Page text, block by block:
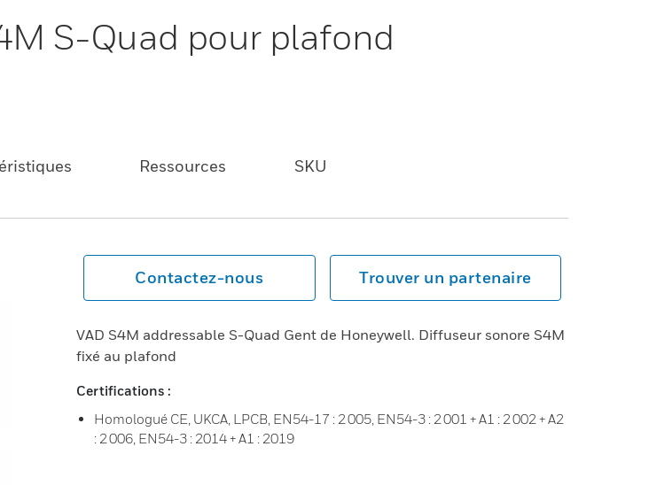
S-Quad pour plafond
Ressources SKU
Contactez-nous Trouver un partenaire
VAD S4M addressable S-Quad Gent de Honeywell. Diffuseur sonore S4M
fixé au plafond
Certifications :
Homologué CE, UKCA, LPCB, EN54-17 : 2 005, EN54-3 : 2 001 + A1 : 2 002 + A2
: 2 006, EN54-3 : 2014 + A1 : 2019